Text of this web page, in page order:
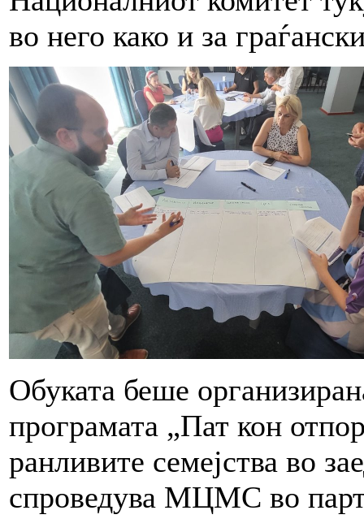
во него како и за
Обуката беше
програмата „Пат кон
ранливите семејства во
спроведува МЦМС во